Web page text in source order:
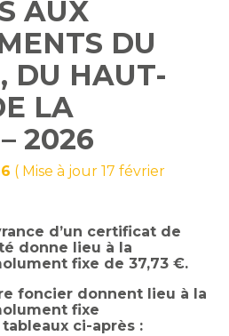
AUX
DU
DU HAUT-
LA
2026
( Mise à jour 17 février
d’un certificat de
donne lieu à la
fixe de 37,73 €.
foncier donnent lieu à la
fixe
ci-après :